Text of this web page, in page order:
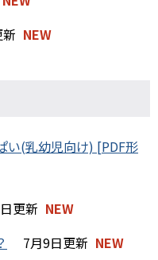
NEW
い(乳幼児向け) [PDF形
更新 NEW
7月9日更新 NEW